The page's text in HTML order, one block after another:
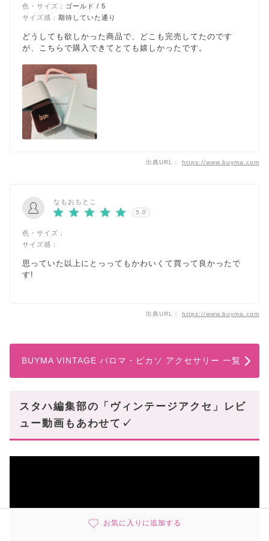
色・サイズ： ゴールド / 5
サイズ感： 期待していた通り
どうしても欲しかった商品で、どこも完売してたのです
が、こちらで購入できてとても嬉しかったです。
出典URL： https://www.buyma.com
なもおもとこ
5.0
色・サイズ：
サイズ感：
思っていた以上にとっってもかわいくて買って良かったで
す!
出典URL： https://www.buyma.com
BUYMA VINTAGE パロマ・ピカソ アクセサリー 一覧
スタハ編集部の「ヴィンテージアクセ」レビ
ュー動画もあわせて✓
お気に入りに追加する